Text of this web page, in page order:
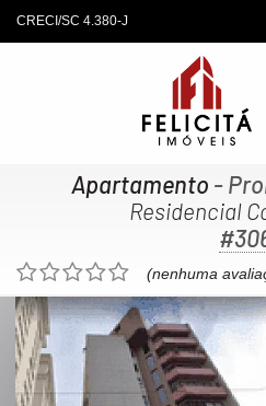
CRECI/SC 4.380-J
Apartamento -
Residencial
(nenhuma